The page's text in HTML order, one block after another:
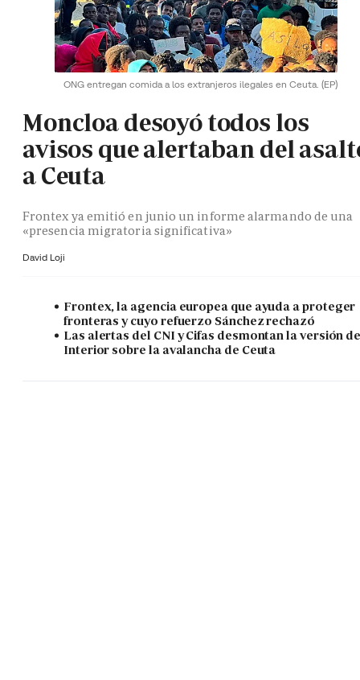
ONG entregan comida a los extranjeros ilegales en Ceuta. (EP)
Moncloa desoyó todos los
avisos que alertaban del
a Ceuta
Frontex ya emitió en junio un informe alarmando de una
«presencia migratoria significativa»
David Loji
Frontex, la agencia europea que ayuda a proteger
fronteras y cuyo refuerzo Sánchez rechazó
Las alertas del CNI y Cifas desmontan la versión
Interior sobre la avalancha de Ceuta